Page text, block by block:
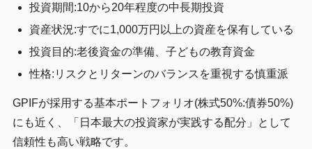
投資期間:10から20年程度の中長期投資
資産状況:すでに1,000万円以上の資産を保有している
投資目的:老後資金の準備、子どもの教育資金
性格:リスクとリターンのバランスを重視する慎重派
GPIFが採用する基本ポートフォリオ(株式50%:債券50%)
にも近く、「日本最大の投資家が実践する配分」として
信頼性も高い戦略です。